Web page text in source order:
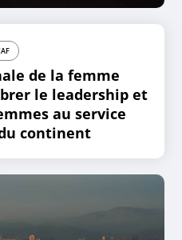
de la femme
le leadership et
au service
continent